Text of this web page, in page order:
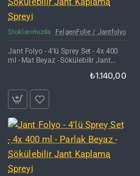
Kargo Bedava
Stoklarımızda FelgenFolie / Jantfolyo
Jant Folyo - 4'lü Sprey Set - 4x 400
ml - Mat Beyaz - Sökülebilir Jant
₺1.140,00